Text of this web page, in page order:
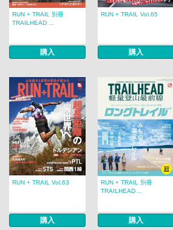
RUN + TRAIL 別冊
TRAILHEAD ...
購入
RUN + TRAIL Vol.65
購入
RUN + TRAIL Vol.63
購入
RUN + TRAIL 別冊
TRAILHEAD ...
購入